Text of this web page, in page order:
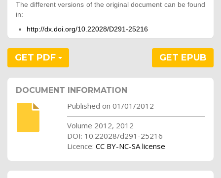
The different versions of the original document can be found
in:
http://dx.doi.org/10.22028/D291-25216
GET PDF GET EPUB
DOCUMENT INFORMATION
Published on 01/01/2012
Volume 2012, 2012
DOI: 10.22028/d291-25216
Licence: CC BY-NC-SA license